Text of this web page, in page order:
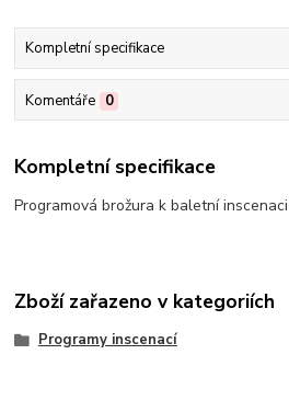
Kompletní specifikace
Komentáře 0
Kompletní specifikace
Programová brožura k baletní inscenaci
Zboží zařazeno v kategoriích
Programy inscenací